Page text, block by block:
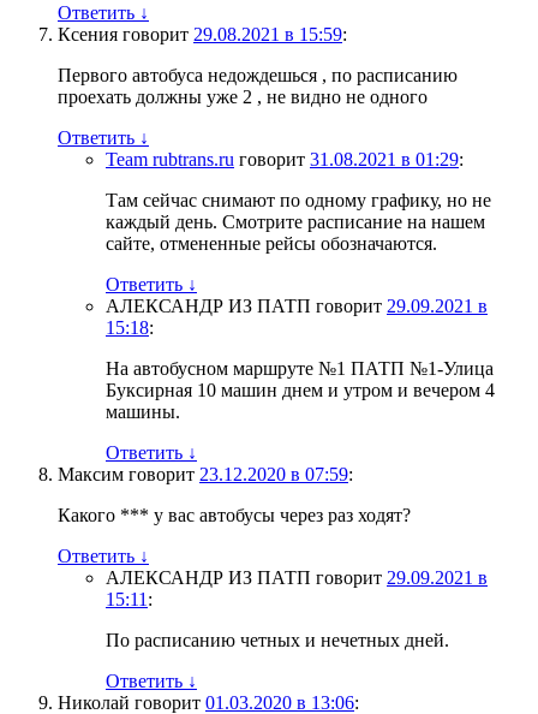
Ответить ↓
Ксения говорит 29.08.2021 в 15:59:
Первого автобуса недождешься , по расписанию
проехать должны уже 2 , не видно не одного
Ответить ↓
Team rubtrans.ru говорит 31.08.2021 в 01:29:
Там сейчас снимают по одному графику, но не
каждый день. Смотрите расписание на нашем
сайте, отмененные рейсы обозначаются.
Ответить ↓
АЛЕКСАНДР ИЗ ПАТП говорит 29.09.2021 в
15:18:
На автобусном маршруте №1 ПАТП №1-Улица
Буксирная 10 машин днем и утром и вечером 4
машины.
Ответить ↓
Максим говорит 23.12.2020 в 07:59:
Какого *** у вас автобусы через раз ходят?
Ответить ↓
АЛЕКСАНДР ИЗ ПАТП говорит 29.09.2021 в
15:11 :
По расписанию четных и нечетных дней.
Ответить ↓
Николай говорит 01.03.2020 в 13:06: